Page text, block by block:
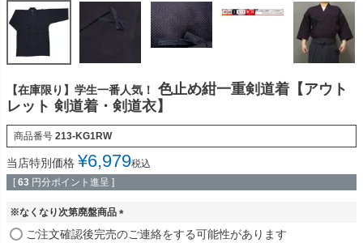
【在庫限り】学生一番人気！
色止め紺一重剣道着【アウト
レット 剣道着・剣道衣】
商品番号 213-KG1RW
当店特別価格 ¥6,979税込
[ 63 円分ポイント進呈 ]
※なくなり次第廃盤商品
(
ご注文確認後完売のご連絡をする可能性があります